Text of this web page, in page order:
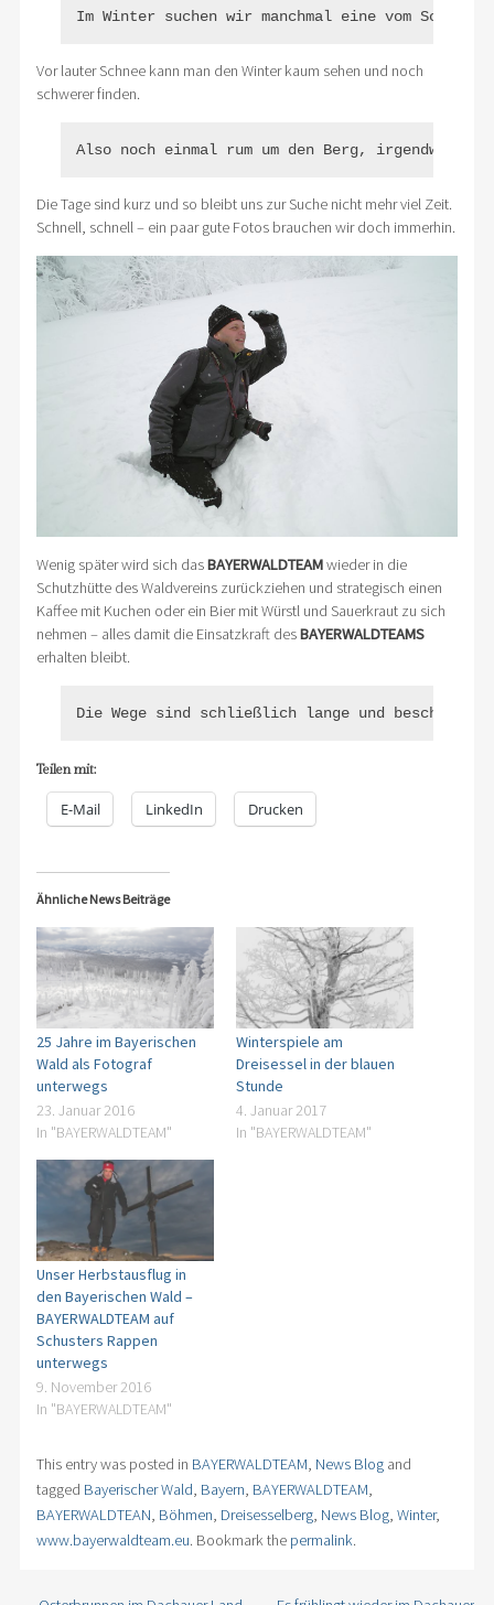
Im Winter suchen wir manchmal eine vom
Vor lauter Schnee kann man den Winter kaum sehen und noch
schwerer finden.
Also noch einmal rum um den Berg, irgendwo
Die Tage sind kurz und so bleibt uns zur Suche nicht mehr viel Zeit.
Schnell, schnell – ein paar gute Fotos brauchen wir doch immerhin.
Wenig später wird sich dasBAYERWALDTEAMwieder in die
Schutzhütte des Waldvereins zurückziehen und strategisch einen
Kaffee mit Kuchen oder ein Bier mit Würstl und Sauerkraut zu sich
nehmen – alles damit die Einsatzkraft desBAYERWALDTEAMS
erhalten bleibt.
Die Wege sind schließlich lange und
Teilen mit:
E-Mail LinkedIn Drucken
Ähnliche News Beiträge
25 Jahre im Bayerischen
Wald als Fotograf
unterwegs
23. Januar 2016
In "BAYERWALDTEAM"
Winterspiele am
Dreisessel in der blauen
Stunde
4. Januar 2017
In "BAYERWALDTEAM"
Unser Herbstausflug in
den Bayerischen Wald –
BAYERWALDTEAM auf
Schusters Rappen
unterwegs
9. November 2016
In "BAYERWALDTEAM"
This entry was posted in BAYERWALDTEAM, News Blogand
tagged Bayerischer Wald, Bayern, BAYERWALDTEAM,
BAYERWALDTEAN, Böhmen, Dreisesselberg, News Blog, Winter,
www.bayerwaldteam.eu. Bookmark the permalink.